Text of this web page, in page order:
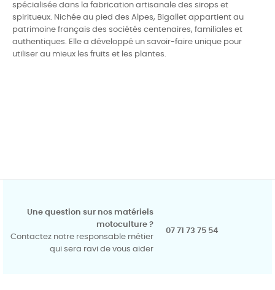
spécialisée dans la fabrication artisanale des sirops et
spiritueux. Nichée au pied des Alpes, Bigallet appartient au
patrimoine français des sociétés centenaires, familiales et
authentiques. Elle a développé un savoir-faire unique pour
utiliser au mieux les fruits et les plantes.
Une question sur nos matériels
motoculture ?
Contactez notre responsable métier
qui sera ravi de vous aider
07 71 73 75 54